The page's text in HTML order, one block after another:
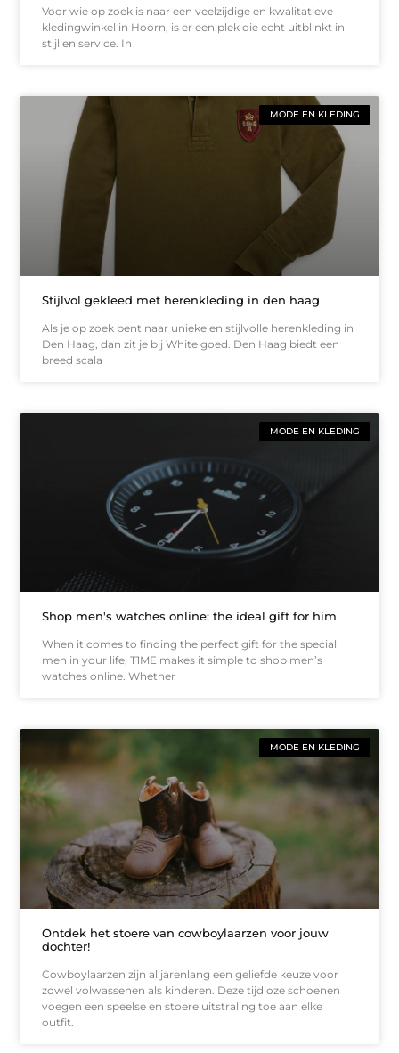
Voor wie op zoek is naar een veelzijdige en kwalitatieve
kledingwinkel in Hoorn, is er een plek die echt uitblinkt in
stijl en service. In
MODE EN KLEDING
Stijlvol gekleed met herenkleding in den haag
Als je op zoek bent naar unieke en stijlvolle herenkleding in
Den Haag, dan zit je bij White goed. Den Haag biedt een
breed scala
MODE EN KLEDING
Shop men's watches online: the ideal gift for him
When it comes to finding the perfect gift for the special
men in your life, T1ME makes it simple to shop men’s
watches online. Whether
MODE EN KLEDING
Ontdek het stoere van cowboylaarzen voor jouw
dochter!
Cowboylaarzen zijn al jarenlang een geliefde keuze voor
zowel volwassenen als kinderen. Deze tijdloze schoenen
voegen een speelse en stoere uitstraling toe aan elke
outfit.